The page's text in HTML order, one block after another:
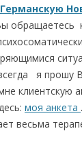
я прошу
клиентскую
моя анкета
весьма